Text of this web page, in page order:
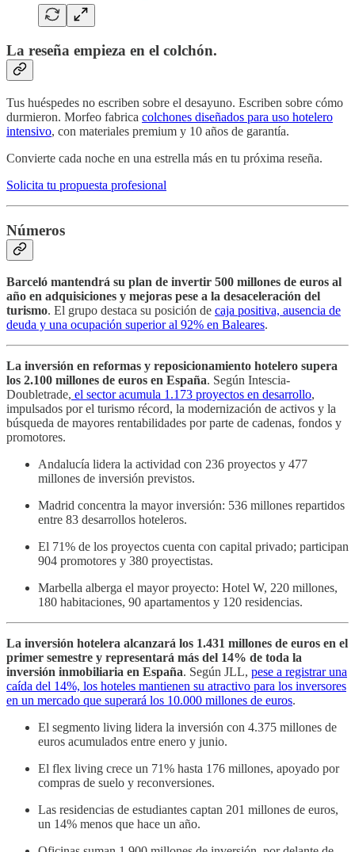
La reseña empieza en el colchón.
Tus huéspedes no escriben sobre el desayuno. Escriben sobre cómo
durmieron. Morfeo fabrica colchones diseñados para uso hotelero
intensivo, con materiales premium y 10 años de garantía.
Convierte cada noche en una estrella más en tu próxima reseña.
Solicita tu propuesta profesional
Números
Barceló mantendrá su plan de invertir 500 millones de euros al
año en adquisiciones y mejoras pese a la desaceleración del
turismo. El grupo destaca su posición de caja positiva, ausencia de
deuda y una ocupación superior al 92% en Baleares.
La inversión en reformas y reposicionamiento hotelero supera
los 2.100 millones de euros en España. Según Intescia-
Doubletrade, el sector acumula 1.173 proyectos en desarrollo,
impulsados por el turismo récord, la modernización de activos y la
búsqueda de mayores rentabilidades por parte de cadenas, fondos y
promotores.
Andalucía lidera la actividad con 236 proyectos y 477
millones de inversión previstos.
Madrid concentra la mayor inversión: 536 millones repartidos
entre 83 desarrollos hoteleros.
El 71% de los proyectos cuenta con capital privado; participan
904 promotores y 380 proyectistas.
Marbella alberga el mayor proyecto: Hotel W, 220 millones,
180 habitaciones, 90 apartamentos y 120 residencias.
La inversión hotelera alcanzará los 1.431 millones de euros en el
primer semestre y representará más del 14% de toda la
inversión inmobiliaria en España. Según JLL, pese a registrar una
caída del 14%, los hoteles mantienen su atractivo para los inversores
en un mercado que superará los 10.000 millones de euros.
El segmento living lidera la inversión con 4.375 millones de
euros acumulados entre enero y junio.
El flex living crece un 71% hasta 176 millones, apoyado por
compras de suelo y reconversiones.
Las residencias de estudiantes captan 201 millones de euros,
un 14% menos que hace un año.